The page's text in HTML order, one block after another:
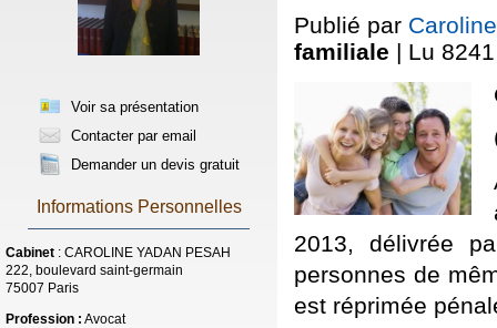
Voir sa présentation
Contacter par email
Demander un devis gratuit
Informations Personnelles
Cabinet : CAROLINE YADAN PESAH
222, boulevard saint-germain
75007 Paris
Profession : Avocat
Publié par
familiale | Lu
2013, délivrée
personnes de
est réprimée